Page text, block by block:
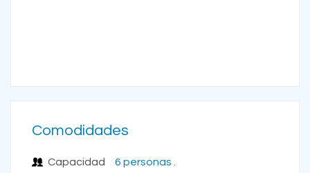
Comodidades
Capacidad 6 personas .